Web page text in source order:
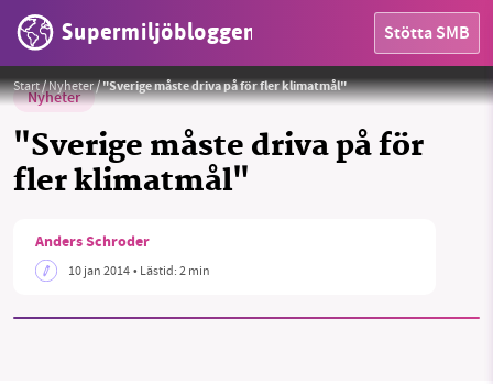
Supermiljöbloggen Stötta SMB
OMRÅDEN
Start/Nyheter/"Sverige måste driva på för fler klimatmål"
Nyheter
"Sverige måste driva på för
fler klimatmål"
Anders Schroder
10 jan 2014• Lästid:2 min